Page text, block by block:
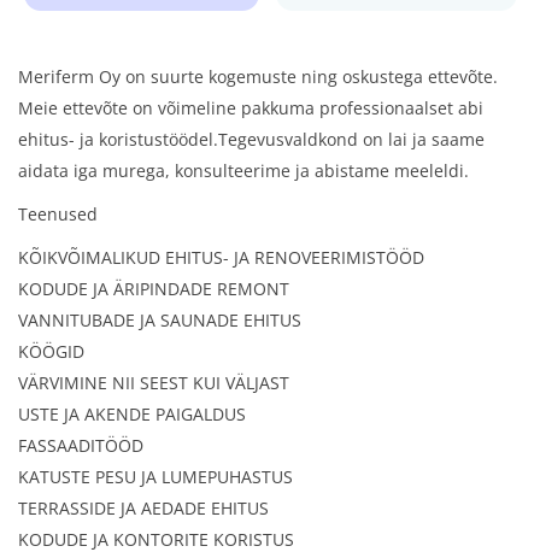
Meriferm Oy on suurte kogemuste ning oskustega ettevõte.
Meie ettevõte on võimeline pakkuma professionaalset abi
ehitus- ja koristustöödel.Tegevusvaldkond on lai ja saame
aidata iga murega, konsulteerime ja abistame meeleldi.
Teenused
KÕIKVÕIMALIKUD EHITUS- JA RENOVEERIMISTÖÖD
KODUDE JA ÄRIPINDADE REMONT
VANNITUBADE JA SAUNADE EHITUS
KÖÖGID
VÄRVIMINE NII SEEST KUI VÄLJAST
USTE JA AKENDE PAIGALDUS
FASSAADITÖÖD
KATUSTE PESU JA LUMEPUHASTUS
TERRASSIDE JA AEDADE EHITUS
KODUDE JA KONTORITE KORISTUS